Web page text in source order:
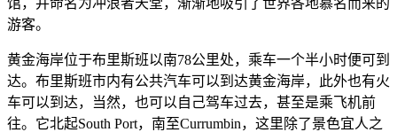
游客。
黄金海岸位于布里斯班以南78公里处，乘车一个半小时便可到
达。布里斯班市内有公共汽车可以到达黄金海岸，此外也有火
车可以到达，当然，也可以自己驾车过去，甚至是乘飞机前
往。它北起South Port，南至Currumbin，这里除了景色宜人之